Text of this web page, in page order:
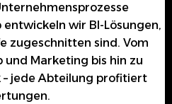
wir BI-Lösungen,
zugeschnitten sind. Vom
Marketing bis hin zu
jede Abteilung profitiert